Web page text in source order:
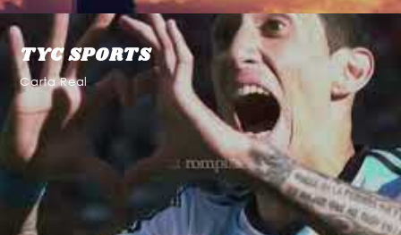
TYC SPORTS
Carta Real